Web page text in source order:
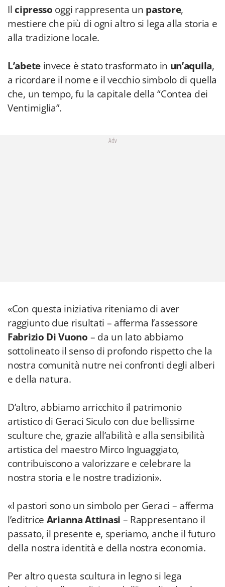
Il cipresso oggi rappresenta un pastore,
mestiere che più di ogni altro si lega alla storia e
alla tradizione locale.
L’abete invece è stato trasformato in un’aquila,
a ricordare il nome e il vecchio simbolo di quella
che, un tempo, fu la capitale della “Contea dei
Ventimiglia”.
Adv
«Con questa iniziativa riteniamo di aver
raggiunto due risultati – afferma l’assessore
Fabrizio Di Vuono – da un lato abbiamo
sottolineato il senso di profondo rispetto che la
nostra comunità nutre nei confronti degli alberi
e della natura.
D’altro, abbiamo arricchito il patrimonio
artistico di Geraci Siculo con due bellissime
sculture che, grazie all’abilità e alla sensibilità
artistica del maestro Mirco Inguaggiato,
contribuiscono a valorizzare e celebrare la
nostra storia e le nostre tradizioni».
«I pastori sono un simbolo per Geraci – afferma
l’editrice Arianna Attinasi – Rappresentano il
passato, il presente e, speriamo, anche il futuro
della nostra identità e della nostra economia.
Per altro questa scultura in legno si lega